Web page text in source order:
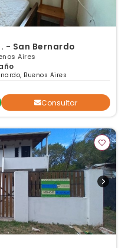
- San Bernardo
Aires
Buenos Aires
Consultar